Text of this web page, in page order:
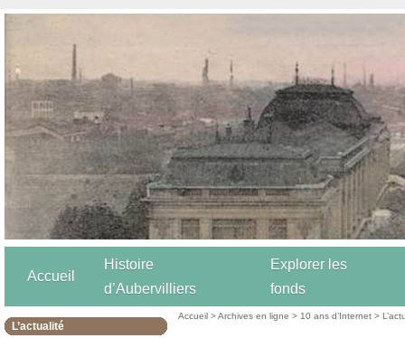
Accueil
Histoire
d’Aubervilliers
Explorer les
fonds
L’actualité
Accueil >Archives en ligne > 10 ans d’Internet >